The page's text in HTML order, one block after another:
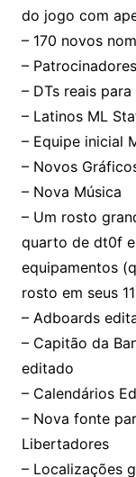
do jogo com
– 170 novos
–
– DTs reais para
– Latinos ML
– Equipe inicial
– Novos
– Nova Música
– Um rosto
quarto de dt0f
equipamentos
rosto em seus
– Adboards
– Capitão da
editado
– Calendários
– Nova fonte
Libertadores
– Localizações